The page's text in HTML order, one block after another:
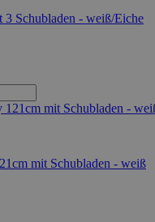
3 Schubladen - weiß/Eiche
mit Schubladen - weiß